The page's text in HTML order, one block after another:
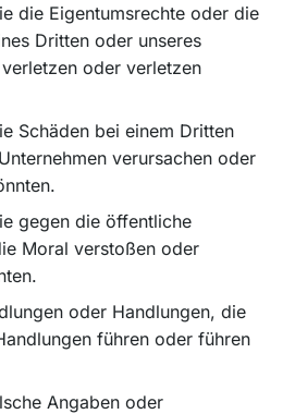
die Eigentumsrechte oder die
Dritten oder unseres
oder verletzen
Schäden bei einem Dritten
verursachen oder
gegen die öffentliche
Moral verstoßen oder
oder Handlungen, die
führen oder führen
Angaben oder